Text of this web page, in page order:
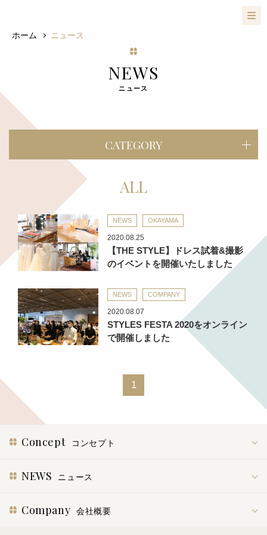
ホーム ニュース
NEWS
ニュース
CATEGORY
ALL
NEWS OKAYAMA
2020.08.25
【THE STYLE】ドレス試着&撮影
のイベントを開催いたしました
NEWS COMPANY
2020.08.07
STYLES FESTA 2020をオンライン
で開催しました
1
Concept コンセプト
NEWS ニュース
Company 会社概要